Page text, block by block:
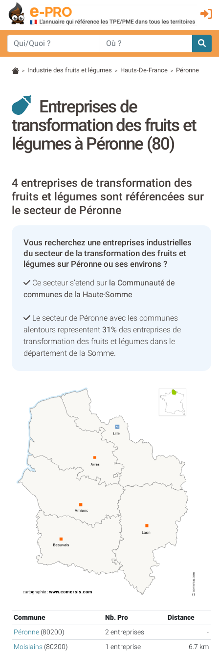
> Industrie des fruits et légumes > Hauts-De-France > Péronne
Entreprises de
transformation des fruits et
légumes à Péronne (80)
4 entreprises de transformation des
fruits et légumes sont référencées sur
le secteur de Péronne
Vous recherchez une entreprises industrielles
du secteur de la transformation des fruits et
légumes sur Péronne ou ses environs ?
Ce secteur s’etend sur la Communauté de
communes de la Haute-Somme
Le secteur de Péronne avec les communes
alentours representent 31% des entreprises de
transformation des fruits et légumes dans le
département de la Somme.
Commune Nb. Pro
Distance
Péronne (80200) 2 entreprises
-
Moislains (80200) 1 entreprise
6.7 km